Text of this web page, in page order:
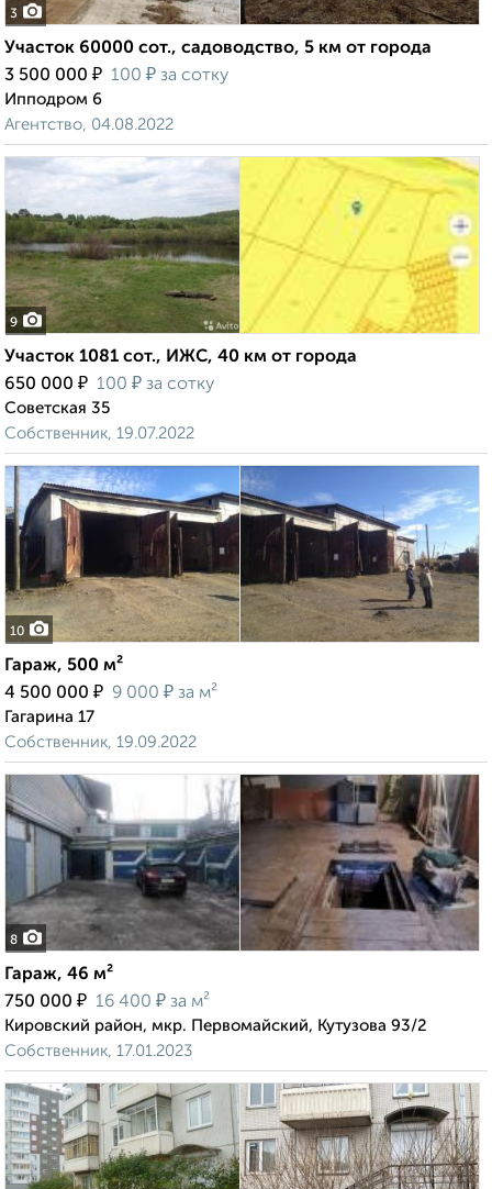
3
Участок 60000 сот., садоводство, 5 км от города
3 500 000 ₽ 100 ₽ за сотку
Ипподром 6
Агентство, 04.08.2022
9
Участок 1081 сот., ИЖС, 40 км от города
650 000 ₽ 100 ₽ за сотку
Советская 35
Собственник, 19.07.2022
10
Гараж, 500 м²
4 500 000 ₽ 9 000 ₽ за м²
Гагарина 17
Собственник, 19.09.2022
8
Гараж, 46 м²
750 000 ₽ 16 400 ₽ за м²
Кировский район, мкр. Первомайский, Кутузова 93/2
Собственник, 17.01.2023